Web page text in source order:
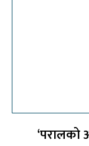
‘परालको